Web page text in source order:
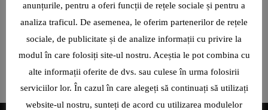
ADRIAN ȘOVEA FACE BINE PRIN SPORT: ALEARGĂ PENTRU
CAUZE SOCIALE ȘI PENTRU A ÎMPLINI VISURILE ALTORA
anunțurile, pentru a oferi funcții de rețele sociale și pentru a
analiza traficul. De asemenea, le oferim partenerilor de rețele
sociale, de publicitate și de analize informații cu privire la
modul în care folosiți site-ul nostru. Aceștia le pot combina cu
alte informații oferite de dvs. sau culese în urma folosirii
serviciilor lor. În cazul în care alegeți să continuați să utilizați
website-ul nostru, sunteți de acord cu utilizarea modulelor